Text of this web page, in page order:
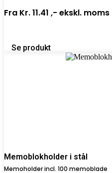
Fra Kr. 11.41 ,- ekskl. moms
Se produkt
Memoblokholder i stål
Memoholder incl. 100 memoblade